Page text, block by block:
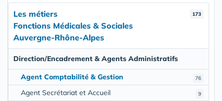
173
Les métiers
Fonctions Médicales & Sociales
Auvergne-Rhône-Alpes
Direction/Encadrement & Agents Administratifs
76
Agent Comptabilité & Gestion
9
Agent Secrétariat et Accueil